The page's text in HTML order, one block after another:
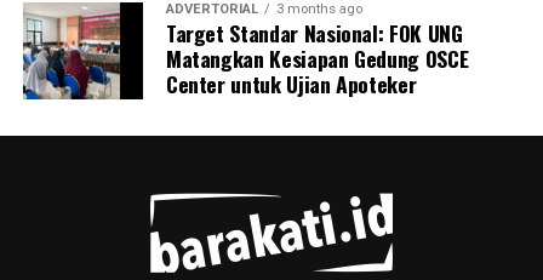
ADVERTORIAL 3 months ago
Target Standar Nasional: FOK UNG
Matangkan Kesiapan Gedung OSCE
Center untuk Ujian Apoteker